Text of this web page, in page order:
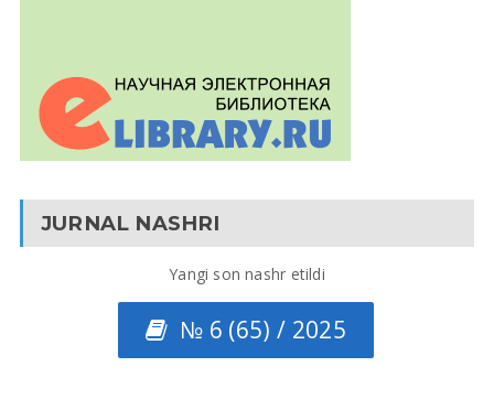
JURNAL NASHRI
Yangi son nashr etildi
№ 6 (65) / 2025